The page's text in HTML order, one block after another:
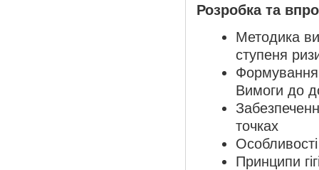
Розробка та
Методика
ступеня
Формування
Вимоги до
точках
Принципи